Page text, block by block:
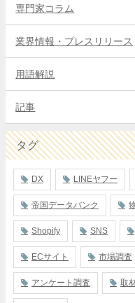
専門家コラム
業界情報・プレスリリース
用語解説
記事
タグ
DX LINEヤフー
帝国データバンク
Shopify SNS
ECサイト 市場調査
アンケート調査 取